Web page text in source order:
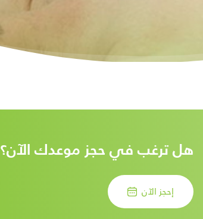
هل ترغب في حجز موعدك الآن؟
إحجز الآن